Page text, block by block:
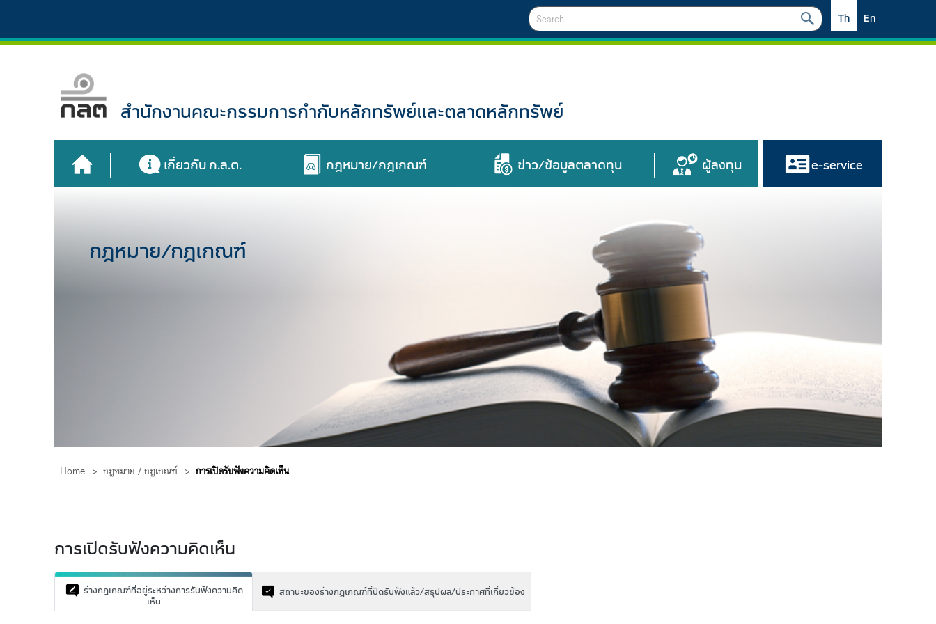
En
Th
สำนักงานคณะกรรมการกำกับหลักทรัพย์และตลาดหลักทรัพย์
เกี่ยวกับ ก.ล.ต. กฎหมาย/กฎเกณฑ์ ข่าว/ข้อมูลตลาดทุน ผู้ลงทุน e-service
กฎหมาย/กฎเกณฑ์
Home > กฎหมาย / กฎเกณฑ์ > การเปิดรับฟังความคิดเห็น
การเปิดรับฟังความคิดเห็น
ร่างกฎเกณฑ์ที่อยู่ระหว่างการรับฟังความคิด
เห็น
สถานะของร่างกฎเกณฑ์ที่ปิดรับฟังแล้ว/สรุปผล/ประกาศที่เกี่ยวข้อง